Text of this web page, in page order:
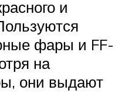
и
фары и FF-
на
они выдают